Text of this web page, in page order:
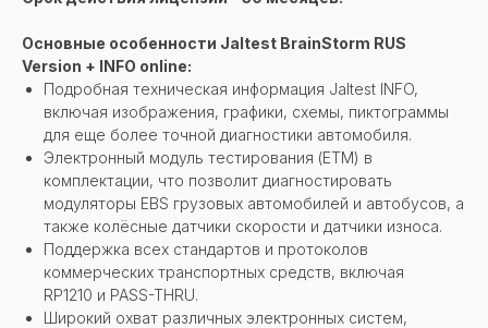
Основные особенности Jaltest BrainStorm RUS
Version + INFO online:
Подробная техническая информация Jaltest INFO,
включая изображения, графики, схемы, пиктограммы
для еще более точной диагностики автомобиля.
Электронный модуль тестирования (ЕТМ) в
комплектации, что позволит диагностировать
модуляторы EBS грузовых автомобилей и автобусов, а
также колёсные датчики скорости и датчики износа.
Поддержка всех стандартов и протоколов
коммерческих транспортных средств, включая
RP1210 и PASS-THRU.
Широкий охват различных электронных систем,